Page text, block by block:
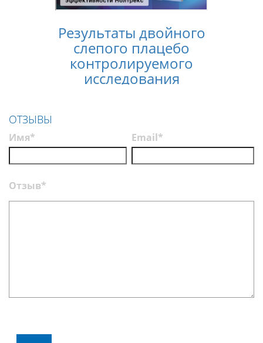
Результаты двойного
слепого плацебо
контролируемого
исследования
ОТЗЫВЫ
Имя* Email*
Отзыв*